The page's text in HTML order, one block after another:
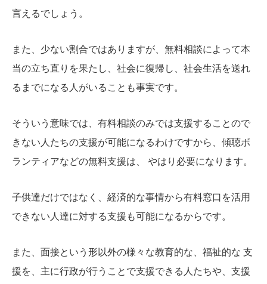
言えるでしょう。
また、少ない割合ではありますが、無料相談によって本
当の立ち直りを果たし、社会に復帰し、社会生活を送れ
るまでになる人がいることも事実です。
そういう意味では、有料相談のみでは支援することので
きない人たちの支援が可能になるわけですから、傾聴ボ
ランティアなどの無料支援は、 やはり必要になります。
子供達だけではなく、経済的な事情から有料窓口を活用
できない人達に対する支援も可能になるからです。
また、面接という形以外の様々な教育的な、福祉的な 支
援を、主に行政が行うことで支援できる人たちや、支援